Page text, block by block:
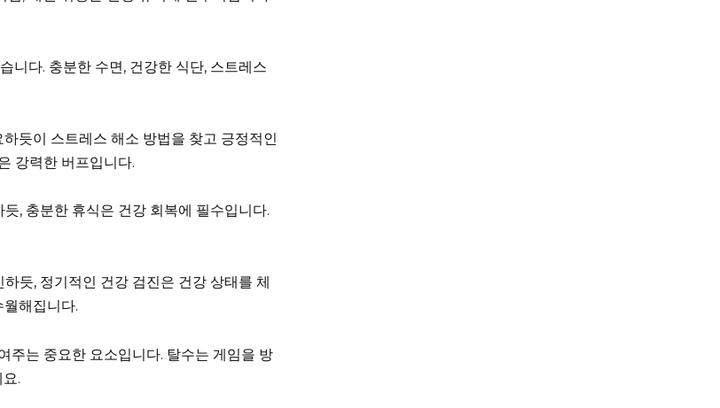
니다. 충분한 수면, 건강한 식단, 스트레스
듯이 스트레스 해소 방법을 찾고 긍정적인
강력한 버프입니다.
, 충분한 휴식은 건강 회복에 필수입니다.
듯, 정기적인 건강 검진은 건강 상태를 체
해집니다.
주는 중요한 요소입니다. 탈수는 게임을 방
.